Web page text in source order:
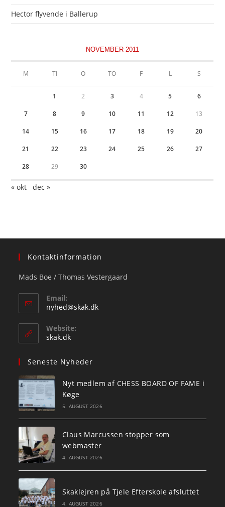
Hector flyvende i Ballerup
NOVEMBER 2011
M TI O TO F L S
1 2 3 4 5 6
7 8 9 10 11 12 13
14 15 16 17 18 19 20
21 22 23 24 25 26 27
28 29 30
« okt dec »
Kontaktinformation
Mads Boe / Thomas Vestergaard
Email:
nyhed@skak.dkOpens
Website:
skak.dk
Seneste Nyheder
Nyt medlem af CHESS BOARD OF FAME i
Køge
5. AUGUST 2026
Claus Marcussen stopper som
webmaster
4. AUGUST 2026
Skaklejren på Tjele Efterskole afsluttet
4. AUGUST 2026